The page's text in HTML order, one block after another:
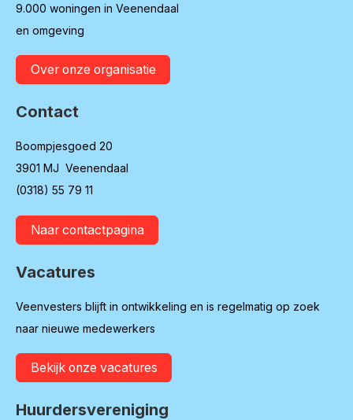
9.000 woningen in Veenendaal
en omgeving
Over onze organisatie
Contact
Boompjesgoed 20
3901 MJ Veenendaal
(0318) 55 79 11
Naar contactpagina
Vacatures
Veenvesters blijft in ontwikkeling en is regelmatig op zoek
naar nieuwe medewerkers
Bekijk onze vacatures
Huurdersvereniging